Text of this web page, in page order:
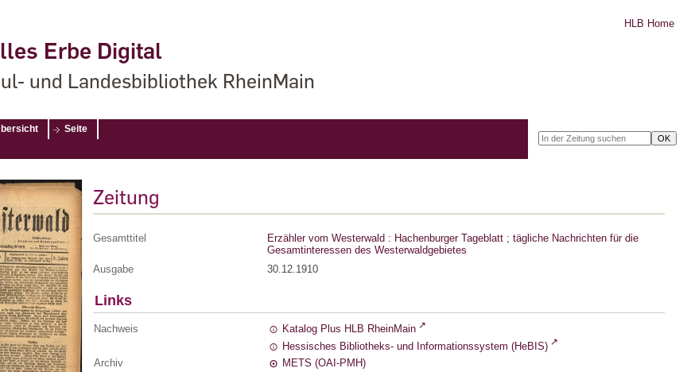
Erbe Digital
und Landesbibliothek RheinMain
HLB Home
Seite
Zeitung
Gesamttitel
Erzähler vom Westerwald : Hachenburger Tageblatt ; tägliche Nachrichten für die
Gesamtinteressen des Westerwaldgebietes
Ausgabe
30.12.1910
Links
Nachweis
Katalog Plus HLB RheinMain
Hessisches Bibliotheks- und Informationssystem (HeBIS)
Archiv
METS (OAI-PMH)